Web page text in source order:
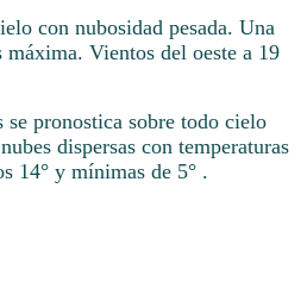
con nubosidad pesada. Una
máxima. Vientos del oeste a 19
se pronostica sobre todo cielo
dispersas con temperaturas
14° y mínimas de 5° .